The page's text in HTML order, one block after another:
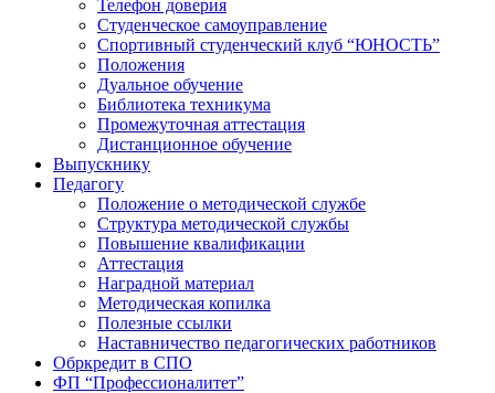
Телефон доверия
Студенческое самоуправление
Спортивный студенческий клуб “ЮНОСТЬ”
Положения
Дуальное обучение
Библиотека техникума
Промежуточная аттестация
Дистанционное обучение
Выпускнику
Педагогу
Положение о методической службе
Структура методической службы
Повышение квалификации
Аттестация
Наградной материал
Методическая копилка
Полезные ссылки
Наставничество педагогических работников
Обркредит в СПО
ФП “Профессионалитет”